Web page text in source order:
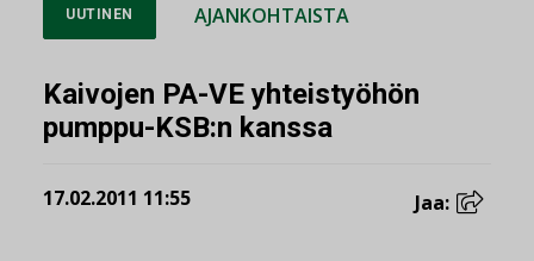
UUTINEN AJANKOHTAISTA
Kaivojen PA-VE yhteistyöhön
pumppu-KSB:n kanssa
17.02.2011 11:55 Jaa: